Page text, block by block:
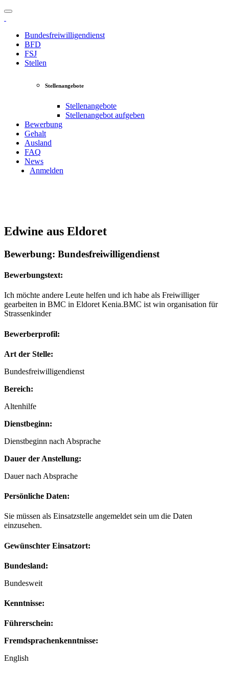
Bundesfreiwilligendienst
BFD
FSJ
Stellen
Stellenangebote
Stellenangebote
Stellenangebot aufgeben
Bewerbung
Gehalt
Ausland
FAQ
News
Anmelden
Edwine aus Eldoret
Bewerbung: Bundesfreiwilligendienst
Bewerbungstext:
Ich möchte andere Leute helfen und ich habe als Freiwilliger
gearbeiten in BMC in Eldoret Kenia.BMC ist win organisation für
Strassenkinder
Bewerberprofil:
Art der Stelle:
Bundesfreiwilligendienst
Bereich:
Altenhilfe
Dienstbeginn:
Dienstbeginn nach Absprache
Dauer der Anstellung:
Dauer nach Absprache
Persönliche Daten:
Sie müssen als Einsatzstelle angemeldet sein um die Daten
einzusehen.
Gewünschter Einsatzort:
Bundesland:
Bundesweit
Kenntnisse:
Führerschein:
Fremdsprachenkenntnisse:
English